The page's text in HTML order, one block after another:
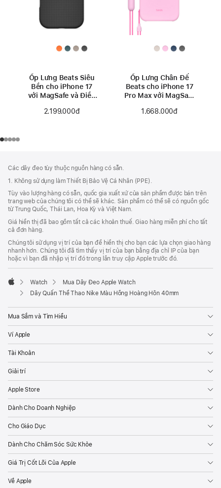
Ốp Lưng Beats Siêu
Bền cho iPhone 17
với MagSafe và Điều
Everest
2.199.000đ
Ốp Lưng Chân Đế
Beats cho iPhone 17
Pro Max với MagSafe
Camera - Hồng Khói
1.668.000đ
Thích
Chân
Trang
thích
Các dây đeo tùy thuộc nguồn hàng có sẵn.
1. Không sử dụng làm Thiết Bị Bảo Vệ Cá Nhân (PPE).
Tùy vào lượng hàng có sẵn, quốc gia xuất xứ của sản phẩm được bán trên
trang web của chúng tôi có thể sẽ khác. Sản phẩm có thể sẽ có nguồn gốc
từ Trung Quốc, Thái Lan, Hoa Kỳ và Việt Nam.
Giá hiển thị đã bao gồm tất cả các khoản thuế. Giao hàng miễn phí cho tất
cả đơn hàng.
Chúng tôi sử dụng vị trí của bạn để hiển thị cho bạn các lựa chọn giao hàng
nhanh hơn. Chúng tôi đã tìm thấy vị trí của bạn bằng địa chỉ IP của bạn
hoặc vì bạn đã nhập vị trí đó trong lần truy cập Apple trước đó.
Apple
Watch
Mua Dây Đeo Apple Watch
Dây Quấn Thể Thao Nike Màu Hồng Hoàng Hôn 40mm
Mua Sắm và Tìm Hiểu
Ví Apple
Tài Khoản
Giải trí
Apple Store
Dành Cho Doanh Nghiệp
Cho Giáo Dục
Dành Cho Chăm Sóc Sức Khỏe
Giá Trị Cốt Lõi Của Apple
Về Apple